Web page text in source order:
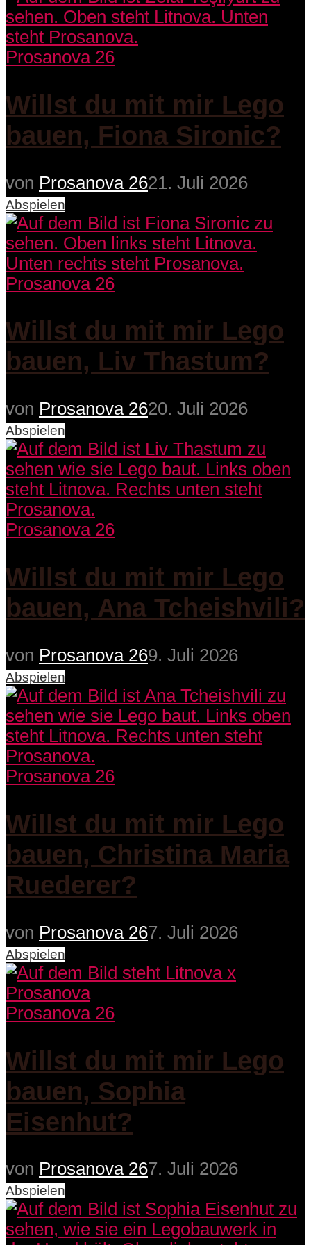
Prosanova 26
Willst du mit mir Lego
bauen, Fiona Sironic?
von Prosanova 2621. Juli 2026
Abspielen
Prosanova 26
Willst du mit mir Lego
bauen, Liv Thastum?
von Prosanova 2620. Juli 2026
Abspielen
Prosanova 26
Willst du mit mir Lego
bauen, Ana Tcheishvili?
von Prosanova 269. Juli 2026
Abspielen
Prosanova 26
Willst du mit mir Lego
bauen, Christina Maria
Ruederer?
von Prosanova 267. Juli 2026
Abspielen
Prosanova 26
Willst du mit mir Lego
bauen, Sophia
Eisenhut?
von Prosanova 267. Juli 2026
Abspielen